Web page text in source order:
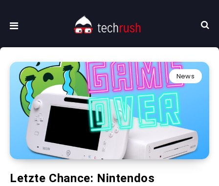
News
Letzte Chance: Nintendos